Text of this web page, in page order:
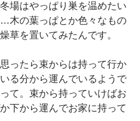
場はやっぱり巣を温めたい
木の葉っぱとか色々なもの
草を置いてみたんです。
ったら束からは持って行か
る分から運んでいるようで
て。束から持っていけばお
下から運んでお家に持って